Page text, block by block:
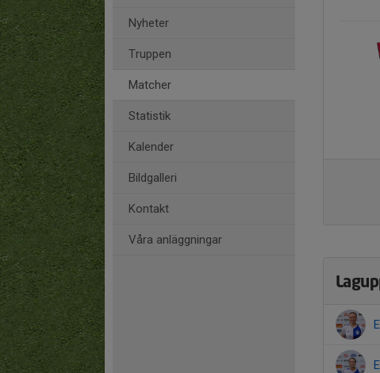
Nyheter
Truppen
Matcher
Statistik
Kalender
Bildgalleri
Kontakt
Våra anläggningar